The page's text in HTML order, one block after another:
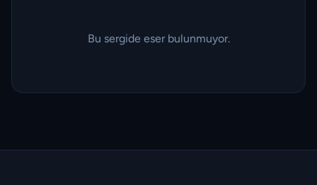
Bu sergide eser bulunmuyor.